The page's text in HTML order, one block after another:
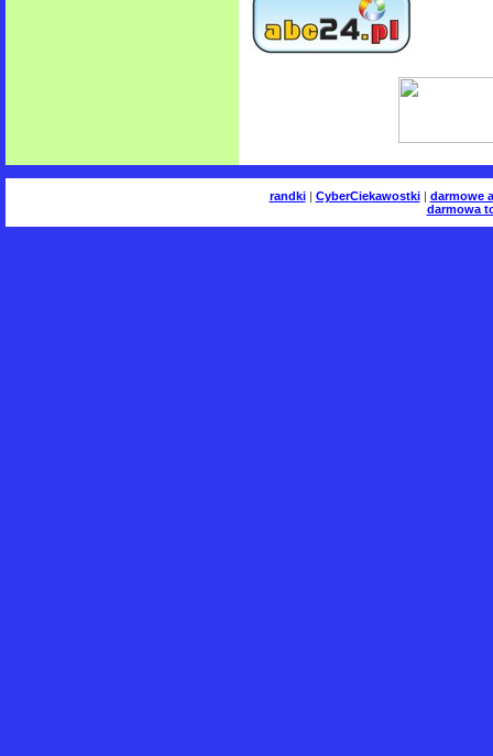
randki| CyberCiekawostki| darmowe
darmowa